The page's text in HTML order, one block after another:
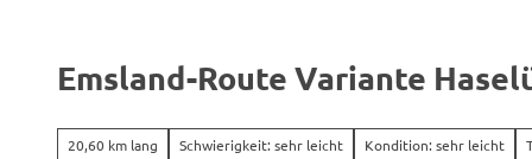
Emsland-Route Variante
20,60 km lang Schwierigkeit: sehr leicht Kondition: sehr leicht